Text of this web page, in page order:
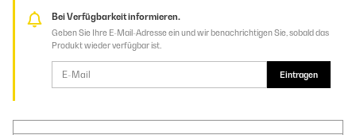
Bei Verfügbarkeit informieren.
Geben Sie Ihre E-Mail-Adresse ein und wir benachrichtigen Sie, sobald das
Produkt wieder verfügbar ist.
Eintragen